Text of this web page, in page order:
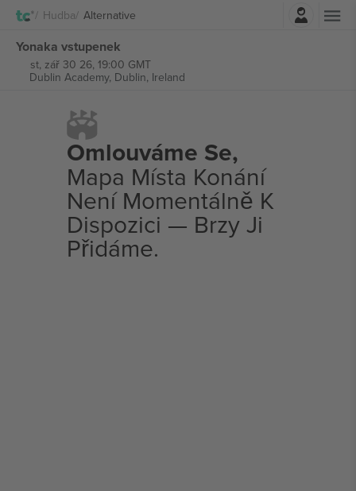
Hudba Alternative
Yonaka vstupenek
st, zář 30 26, 19:00 GMT
Dublin Academy, Dublin, Ireland
Omlouváme Se,
Mapa Místa Konání
Není Momentálně K
Dispozici — Brzy Ji
Přidáme.